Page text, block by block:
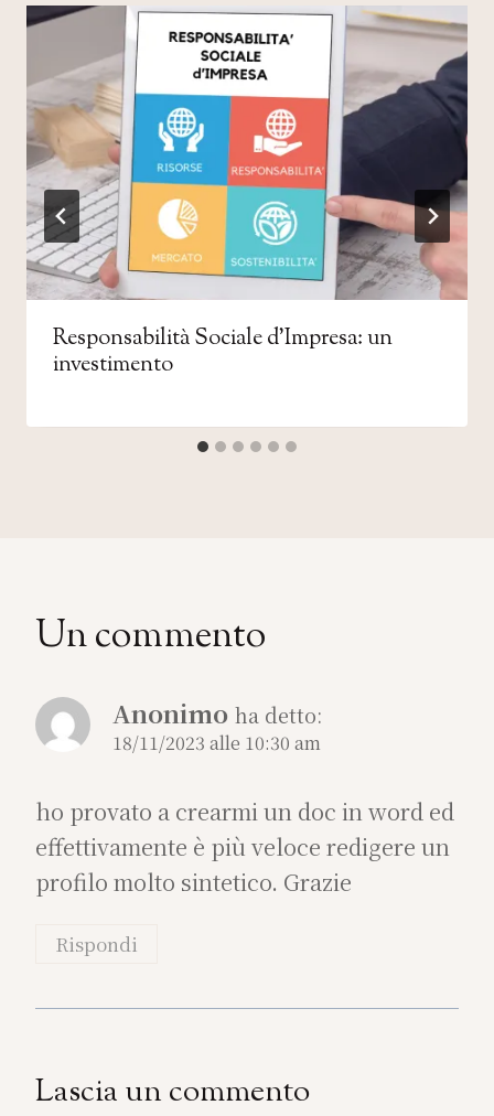
Responsabilità Sociale d’Impresa: un
investimento
Un commento
Anonimo ha detto:
18/11/2023 alle 10:30 am
ho provato a crearmi un doc in word ed
effettivamente è più veloce redigere un
profilo molto sintetico. Grazie
Rispondi
Lascia un commento